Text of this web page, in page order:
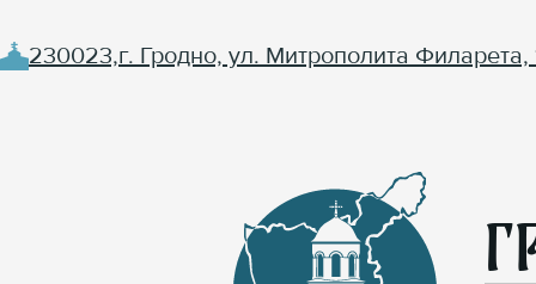
230023,г. Гродно, ул. Митрополита Филарета,